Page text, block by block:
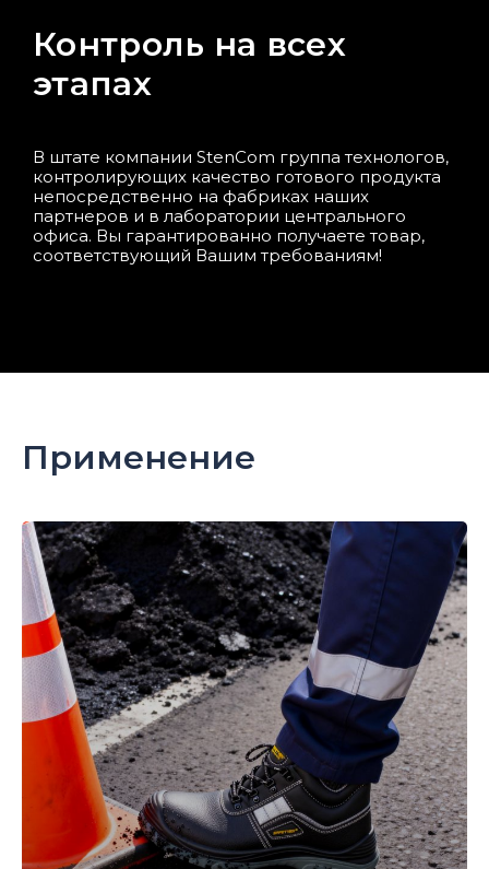
Контроль на всех
этапах
В штате компании StenCom группа технологов,
контролирующих качество готового продукта
непосредственно на фабриках наших
партнеров и в лаборатории центрального
офиса. Вы гарантированно получаете товар,
соответствующий Вашим требованиям!
Применение